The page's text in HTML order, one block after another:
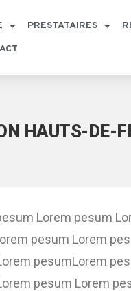
PRESTATAIRES
HAUTS-DE-
Lorem pesum
pesum Lorem
pesumLorem
pesum Lorem